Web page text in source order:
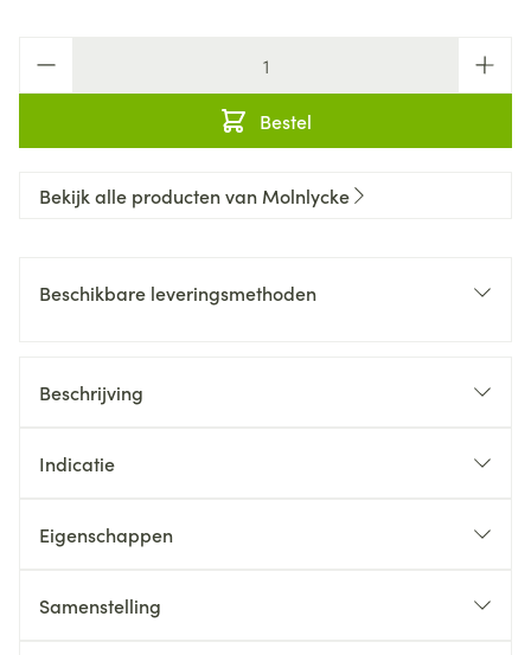
Bestel
Bekijk alle producten van Molnlycke
Beschikbare leveringsmethoden
Beschrijving
Indicatie
Eigenschappen
Samenstelling